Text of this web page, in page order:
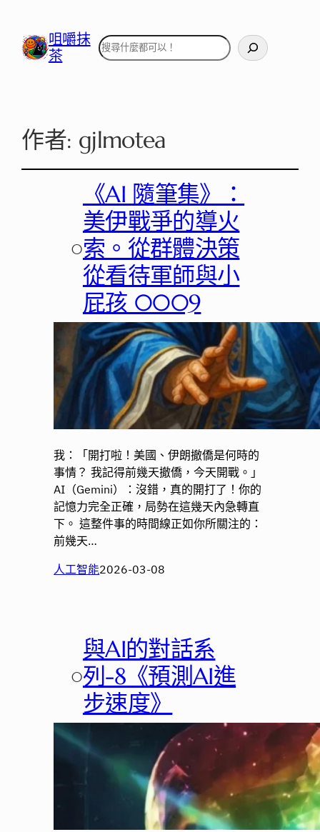
咀嚼抹
茶
搜
尋
作者: gjlmotea
○
《AI 隨筆集》：
美伊戰爭的導火
索。從群體決策
從看待軍師與小
屁孩 0009
我：「開打啦！美國、伊朗撤僑是何時的
事情？ 我記得前幾天撤僑，今天開戰。」
AI（Gemini）：沒錯，真的開打了！你的
記憶力完全正確，局勢在這幾天內急轉直
下。 這整件事的時間線正如你所關注的：
前幾天…
人工智能2026-03-08
○
與AI的對話系
列-8《預測AI進
步速度》